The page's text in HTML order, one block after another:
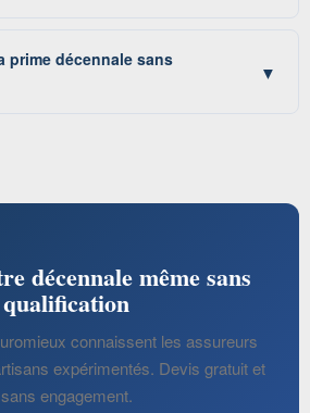
prime décennale sans
▼
décennale même sans
qualification
connaissent les assureurs
expérimentés. Devis gratuit et
sans engagement.